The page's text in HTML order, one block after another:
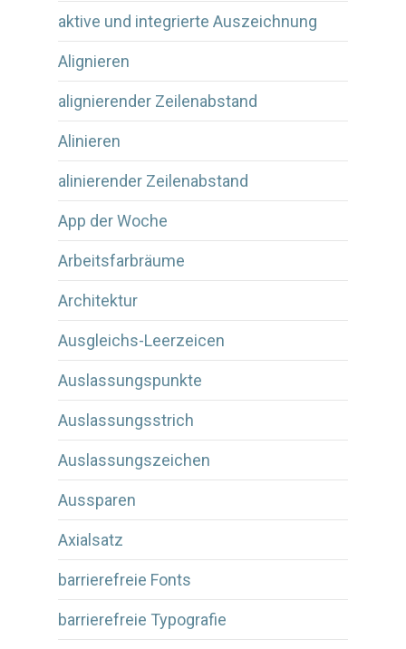
aktive und integrierte Auszeichnung
Alignieren
alignierender Zeilenabstand
Alinieren
alinierender Zeilenabstand
App der Woche
Arbeitsfarbräume
Architektur
Ausgleichs-Leerzeicen
Auslassungspunkte
Auslassungsstrich
Auslassungszeichen
Aussparen
Axialsatz
barrierefreie Fonts
barrierefreie Typografie